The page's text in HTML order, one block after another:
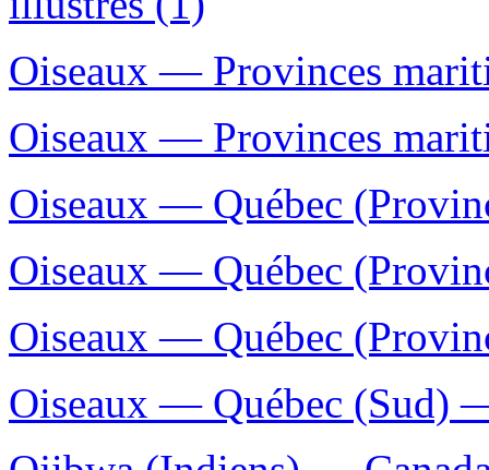
Oiseaux — Provinces
Oiseaux — Provinces
Oiseaux — Québec
Oiseaux — Québec
Oiseaux — Québec
Oiseaux — Québec (Sud)